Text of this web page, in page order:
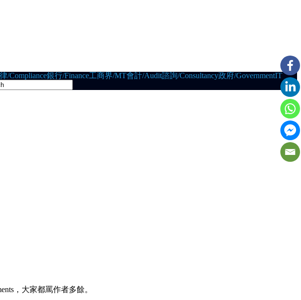
/Compliance銀行/Finance工商界/MT會計/Audit諮詢/Consultancy政府/GovernmentIT
，大家都罵作者多餘。